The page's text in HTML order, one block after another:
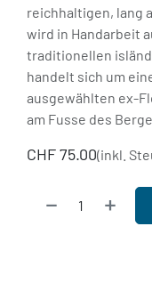
reichhaltigen, lang
wird in Handarbeit
traditionellen
handelt sich um
ausgewählten ex-
am Fusse des
CHF75.00(inkl.